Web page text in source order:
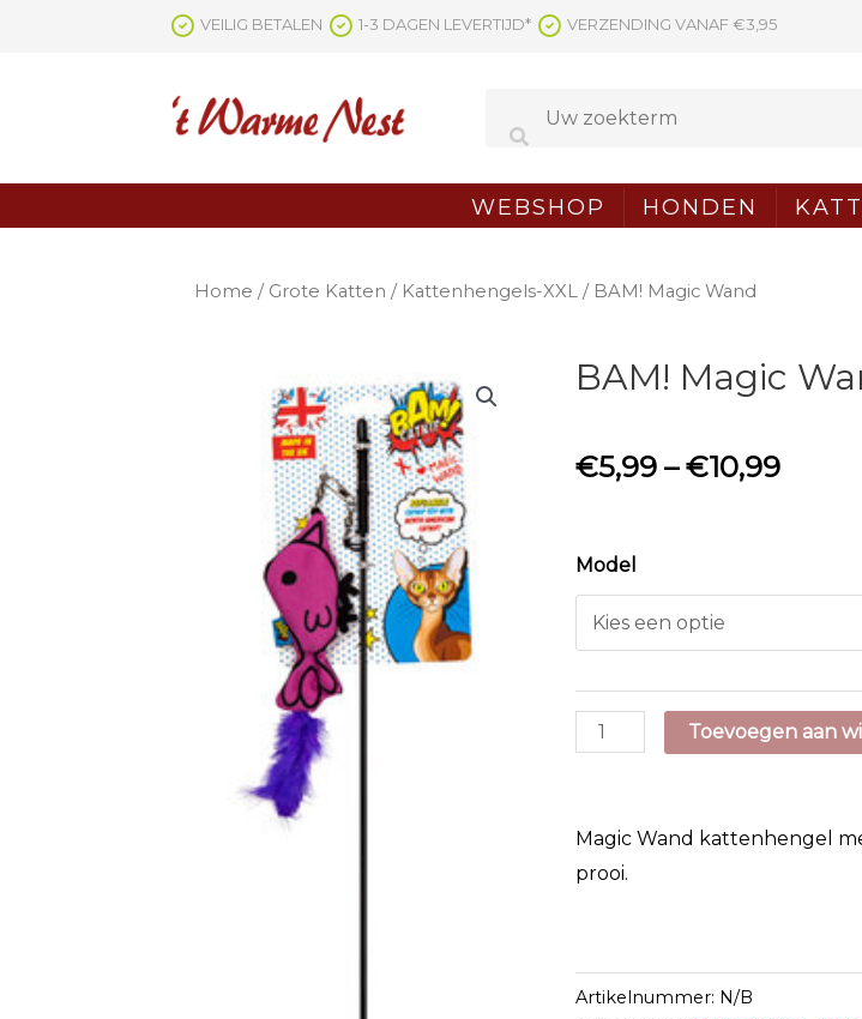
VEILIG BETALEN 1-3 DAGEN LEVERTIJD* VERZENDING VANAF €3,95
WEBSHOP HONDEN
Home / Grote Katten / Kattenhengels-XXL / BAM! Magic Wand
BAM! Magic
€5,99 –€10,99
Model
BAM!
aantal
Toevoegen aan
Magic Wand kattenhengel
prooi.
Artikelnummer: N/B